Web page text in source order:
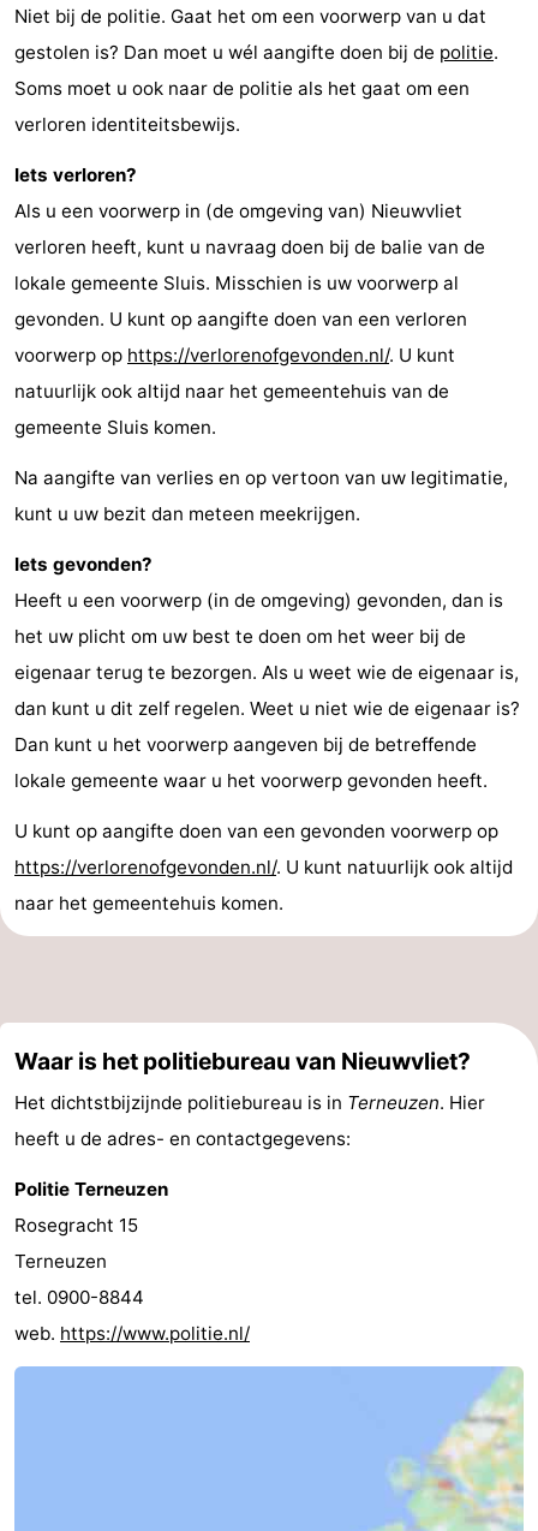
Niet bij de politie. Gaat het om een voorwerp van u dat
gestolen is? Dan moet u wél aangifte doen bij de politie.
Soms moet u ook naar de politie als het gaat om een
verloren identiteitsbewijs.
Iets verloren?
Als u een voorwerp in (de omgeving van) Nieuwvliet
verloren heeft, kunt u navraag doen bij de balie van de
lokale gemeente Sluis. Misschien is uw voorwerp al
gevonden. U kunt op aangifte doen van een verloren
voorwerp op https://verlorenofgevonden.nl/. U kunt
natuurlijk ook altijd naar het gemeentehuis van de
gemeente Sluis komen.
Na aangifte van verlies en op vertoon van uw legitimatie,
kunt u uw bezit dan meteen meekrijgen.
Iets gevonden?
Heeft u een voorwerp (in de omgeving) gevonden, dan is
het uw plicht om uw best te doen om het weer bij de
eigenaar terug te bezorgen. Als u weet wie de eigenaar is,
dan kunt u dit zelf regelen. Weet u niet wie de eigenaar is?
Dan kunt u het voorwerp aangeven bij de betreffende
lokale gemeente waar u het voorwerp gevonden heeft.
U kunt op aangifte doen van een gevonden voorwerp op
https://verlorenofgevonden.nl/. U kunt natuurlijk ook altijd
naar het gemeentehuis komen.
Waar is het politiebureau van Nieuwvliet?
Het dichtstbijzijnde politiebureau is in Terneuzen. Hier
heeft u de adres- en contactgegevens:
Politie Terneuzen
Rosegracht 15
Terneuzen
tel. 0900-8844
web. https://www.politie.nl/